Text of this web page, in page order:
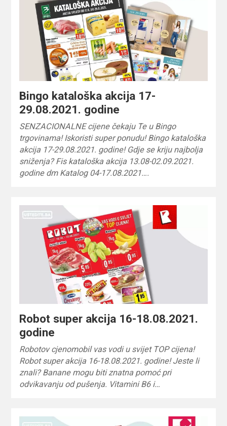
Bingo kataloška akcija 17-
29.08.2021. godine
SENZACIONALNE cijene čekaju Te u Bingo
trgovinama! Iskoristi super ponudu! Bingo kataloška
akcija 17-29.08.2021. godine! Gdje se kriju najbolja
sniženja? Fis kataloška akcija 13.08-02.09.2021.
godine dm Katalog 04-17.08.2021….
Robot super akcija 16-18.08.2021.
godine
Robotov cjenomobil vas vodi u svijet TOP cijena!
Robot super akcija 16-18.08.2021. godine! Jeste li
znali? Banane mogu biti znatna pomoć pri
odvikavanju od pušenja. Vitamini B6 i…